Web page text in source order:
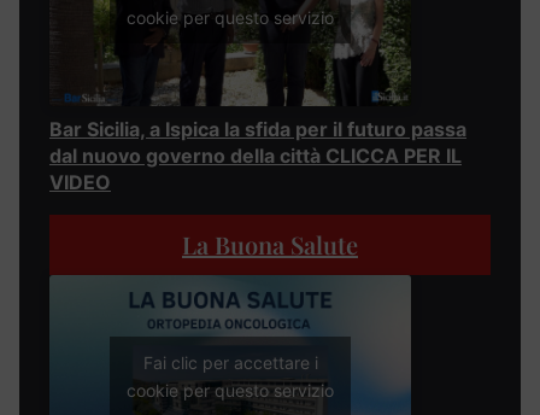
cookie per questo servizio
Bar Sicilia, a Ispica la sfida per il futuro passa
dal nuovo governo della città CLICCA PER IL
VIDEO
La Buona Salute
Fai clic per accettare i
cookie per questo servizio